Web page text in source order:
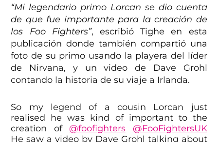
“Mi legendario primo Lorcan se dio cuenta
de que fue importante para la creación de
los Foo Fighters”, escribió Tighe en esta
publicación donde también compartió una
foto de su primo usando la playera del líder
de Nirvana, y un video de Dave Grohl
contando la historia de su viaje a Irlanda.
So my legend of a cousin Lorcan just
realised he was kind of important to the
creation of @foofighters
@FooFightersUK
He saw a video by Dave Grohl talking about